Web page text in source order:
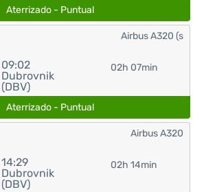
Aterrizado - Puntual
09:02
Dubrovnik
(DBV)
02h 07min
Airbus A320 (s
Aterrizado - Puntual
14:29
Dubrovnik
(DBV)
02h 14min
Airbus A320